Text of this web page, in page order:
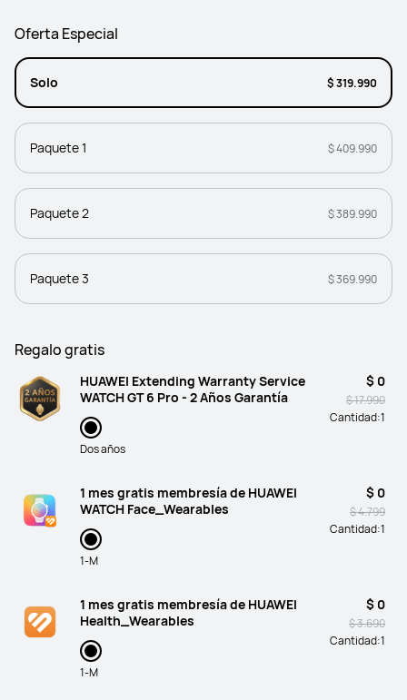
Oferta Especial
Solo $ 319.990
Paquete 1 $ 409.990
Paquete 2 $ 389.990
Paquete 3 $ 369.990
Regalo gratis
HUAWEI Extending Warranty Service
WATCH GT 6 Pro - 2 Años Garantía
Dos años
$ 0
$ 17.990
Cantidad:1
1 mes gratis membresía de HUAWEI
WATCH Face_Wearables
1-M
$ 0
$ 4.799
Cantidad:1
1 mes gratis membresía de HUAWEI
Health_Wearables
1-M
$ 0
$ 3.690
Cantidad:1